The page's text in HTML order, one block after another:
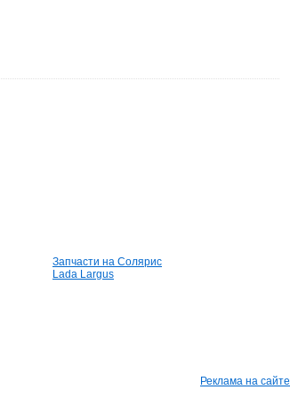
Запчасти на Солярис
Lada Largus
Реклама на сайте